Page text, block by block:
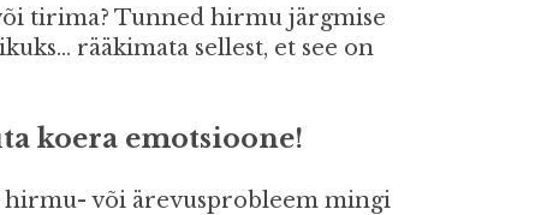
tirima? Tunned hirmu järgmise
rääkimata sellest, et see on
koera emotsioone!
või ärevusprobleem mingi